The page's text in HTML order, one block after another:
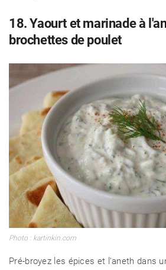
18. Yaourt et marinade à
brochettes de poulet
Photo : kartinkin.com
Pré-broyez les épices et l'aneth dans